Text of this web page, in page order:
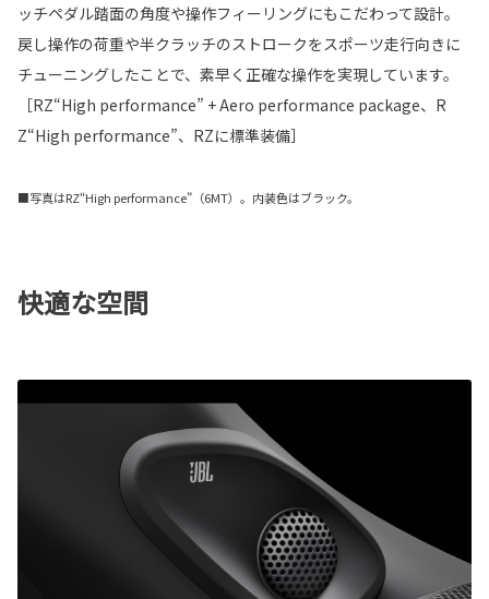
ッチペダル踏面の角度や操作フィーリングにもこだわって設計。
戻し操作の荷重や半クラッチのストロークをスポーツ走行向きに
チューニングしたことで、素早く正確な操作を実現しています。
［RZ“High performance” + Aero performance package、R
Z“High performance”、RZに標準装備］
■写真はRZ“High performance”（6MT）。内装色はブラック。
快適な空間